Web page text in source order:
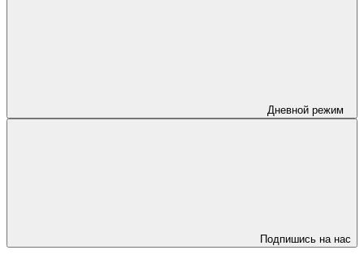
Дневной режим
Подпишись на нас